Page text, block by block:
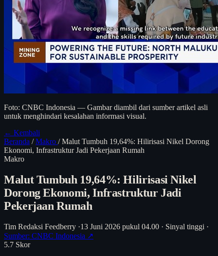
Foto: CNBC Indonesia — Gambar diambil dari sumber artikel asli
untuk menghindari kesalahan informasi visual.
← Kembali
Beranda / Makro / Malut Tumbuh 19,64%: Hilirisasi Nikel Dorong
Ekonomi, Infrastruktur Jadi Pekerjaan Rumah
Makro
Malut Tumbuh 19,64%: Hilirisasi Nikel
Dorong Ekonomi, Infrastruktur Jadi
Pekerjaan Rumah
Tim Redaksi Feedberry ·13 Juni 2026 pukul 04.00 · Sinyal tinggi ·
Sumber: CNBC Indonesia ↗
5.7 Skor